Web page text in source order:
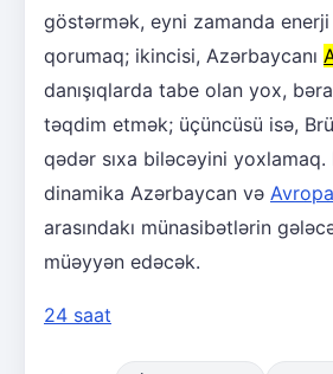
göstərmək, eyni zamanda enerji
qorumaq; ikincisi, Azərbaycanı
danışıqlarda tabe olan yox,
təqdim etmək; üçüncüsü isə,
qədər sıxa biləcəyini
dinamika Azərbaycan və
arasındakı münasibətlərin
müəyyən edəcək.
24 saat